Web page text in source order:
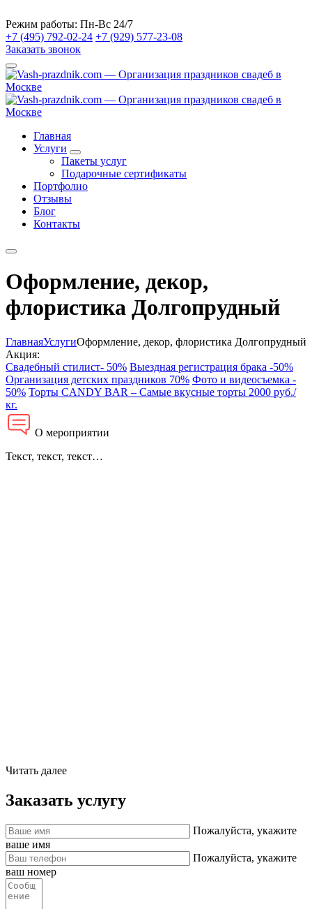
Режим работы: Пн-Вс 24/7
+7 (495) 792-02-24 +7 (929) 577-23-08
Заказать звонок
Главная
Услуги
Пакеты услуг
Подарочные сертификаты
Портфолио
Отзывы
Блог
Контакты
Оформление, декор,
флористика Долгопрудный
ГлавнаяУслугиОформление, декор, флористика Долгопрудный
Акция:
Свадебный стилист- 50% Выездная регистрация брака -50%
Организация детских праздников 70% Фото и видеосъемка -
50% Торты CANDY BAR – Самые вкусные торты 2000 руб./
кг.
О мероприятии
Текст, текст, текст…
Читать далее
Заказать услугу
Пожалуйста, укажите
ваше имя
Пожалуйста, укажите
ваш номер